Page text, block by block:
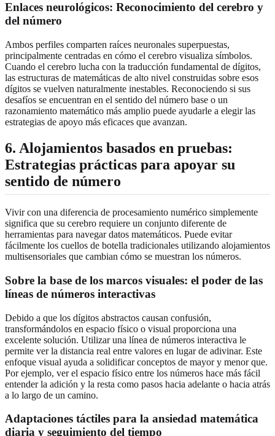
Enlaces neurológicos: Reconocimiento del cerebro y
del número
Ambos perfiles comparten raíces neuronales superpuestas,
principalmente centradas en cómo el cerebro visualiza símbolos.
Cuando el cerebro lucha con la traducción fundamental de dígitos,
las estructuras de matemáticas de alto nivel construidas sobre esos
dígitos se vuelven naturalmente inestables. Reconociendo si sus
desafíos se encuentran en el sentido del número base o un
razonamiento matemático más amplio puede ayudarle a elegir las
estrategias de apoyo más eficaces que avanzan.
6. Alojamientos basados en pruebas:
Estrategias prácticas para apoyar su
sentido de número
Vivir con una diferencia de procesamiento numérico simplemente
significa que su cerebro requiere un conjunto diferente de
herramientas para navegar datos matemáticos. Puede evitar
fácilmente los cuellos de botella tradicionales utilizando alojamientos
multisensoriales que cambian cómo se muestran los números.
Sobre la base de los marcos visuales: el poder de las
líneas de números interactivas
Debido a que los dígitos abstractos causan confusión,
transformándolos en espacio físico o visual proporciona una
excelente solución. Utilizar una línea de números interactiva le
permite ver la distancia real entre valores en lugar de adivinar. Este
enfoque visual ayuda a solidificar conceptos de mayor y menor que.
Por ejemplo, ver el espacio físico entre los números hace más fácil
entender la adición y la resta como pasos hacia adelante o hacia atrás
a lo largo de un camino.
Adaptaciones táctiles para la ansiedad matemática
diaria y seguimiento del tiempo